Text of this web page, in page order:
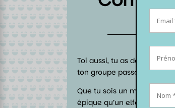
Toi aussi, tu as déjà vécu
ton groupe passe plus de
Que tu sois un maître du
épique qu’un elfe niveau